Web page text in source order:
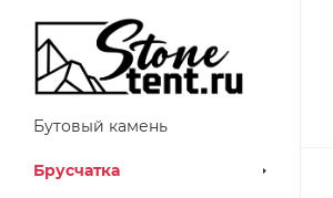
Бутовый камень
Брусчатка